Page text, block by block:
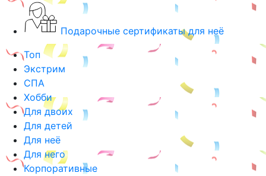
Подарочные сертификаты для неё
Топ
Экстрим
СПА
Хобби
Для двоих
Для детей
Для неё
Для него
Корпоративные